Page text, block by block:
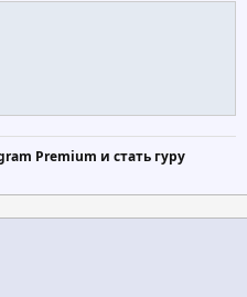
Premium и стать гуру